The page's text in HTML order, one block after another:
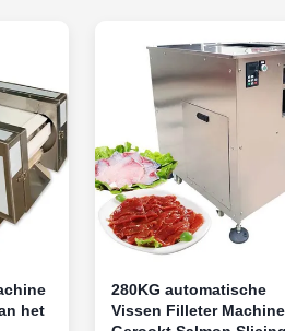
het
280KG automatische
Vissen Filleter Machine